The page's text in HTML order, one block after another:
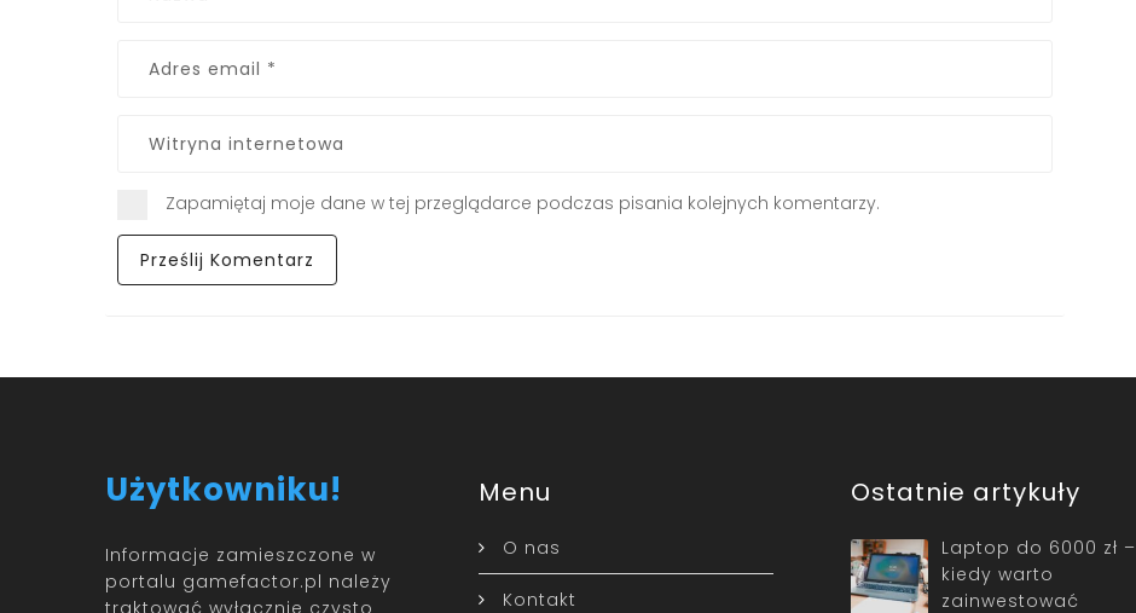
Zapamiętaj moje dane w tej przeglądarce podczas pisania kolejnych komentarzy.
Użytkowniku!
Informacje zamieszczone w
portalu gamefactor.pl należy
traktować wyłącznie czysto
Menu
O nas
Kontakt
Ostatnie artykuły
Laptop do 6000 zł –
kiedy warto
zainwestować